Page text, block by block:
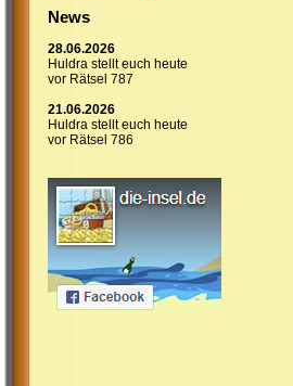
News
28.06.2026
Huldra stellt euch heute
vor Rätsel 787
21.06.2026
Huldra stellt euch heute
vor Rätsel 786